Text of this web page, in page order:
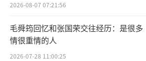
2026-08-07 07:21:56
毛舜筠回忆和张国荣交往经历：是很多
情很重情的人
2026-07-28 11:00:25